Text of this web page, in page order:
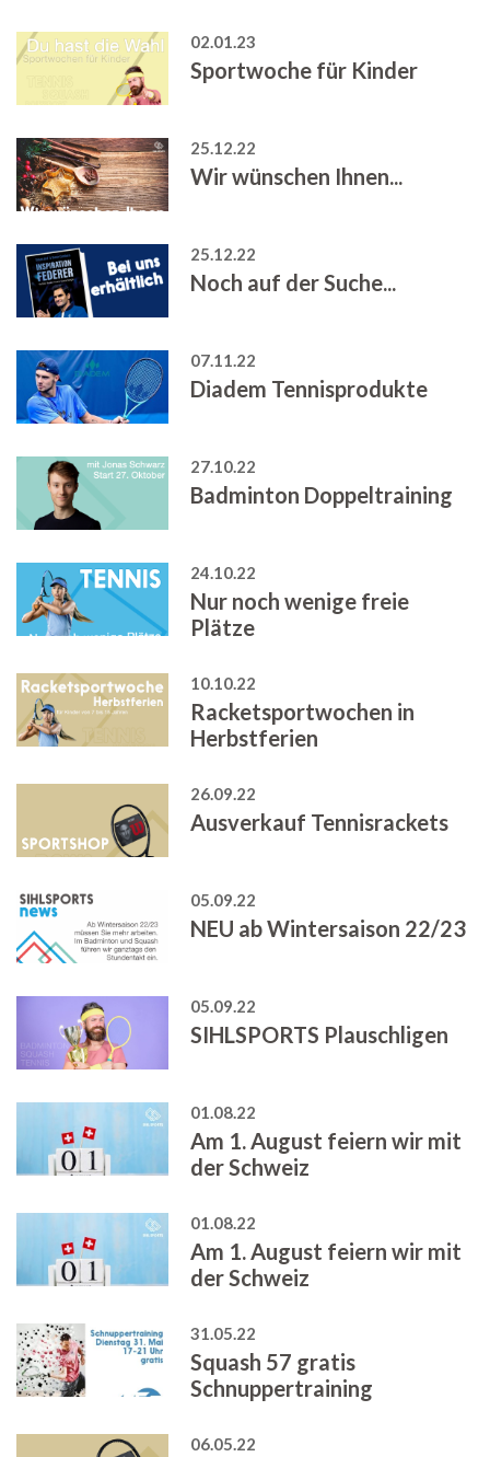
02.01.23
Sportwoche für Kinder
25.12.22
Wir wünschen Ihnen...
25.12.22
Noch auf der Suche...
07.11.22
Diadem Tennisprodukte
27.10.22
Badminton Doppeltraining
24.10.22
Nur noch wenige freie
Plätze
10.10.22
Racketsportwochen in
Herbstferien
26.09.22
Ausverkauf Tennisrackets
05.09.22
NEU ab Wintersaison 22/23
05.09.22
SIHLSPORTS Plauschligen
01.08.22
Am 1. August feiern wir mit
der Schweiz
01.08.22
Am 1. August feiern wir mit
der Schweiz
31.05.22
Squash 57 gratis
Schnuppertraining
06.05.22